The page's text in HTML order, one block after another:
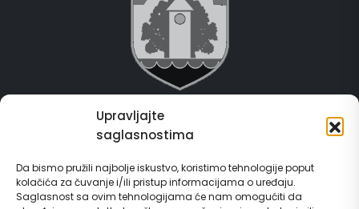
Upravljajte
saglasnostima
Da bismo pružili najbolje iskustvo, koristimo tehnologije poput
kolačića za čuvanje i/ili pristup informacijama o uređaju.
Saglasnost sa ovim tehnologijama će nam omogućiti da
Grad Gračanica
E-Matičar